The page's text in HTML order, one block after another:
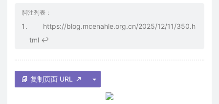
https://blog.mcenahle.org.cn/2025/12/11/350.h
tml ↩
复制页面 URL